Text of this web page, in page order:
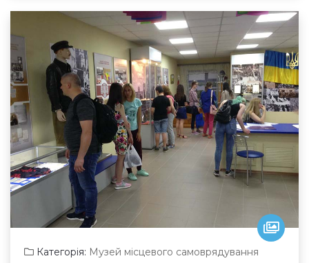
Категорія: Музей місцевого самоврядування